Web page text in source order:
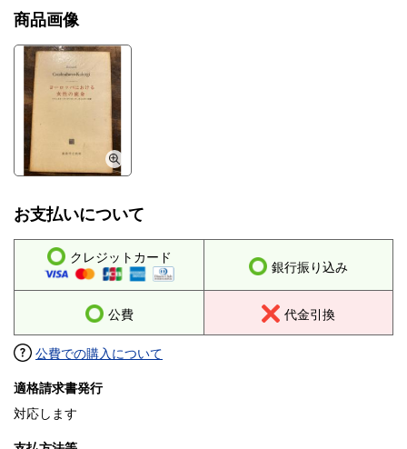
商品画像
お支払いについて
クレジットカード
銀行振り込み
公費 代金引換
公費での購入について
適格請求書発行
対応します